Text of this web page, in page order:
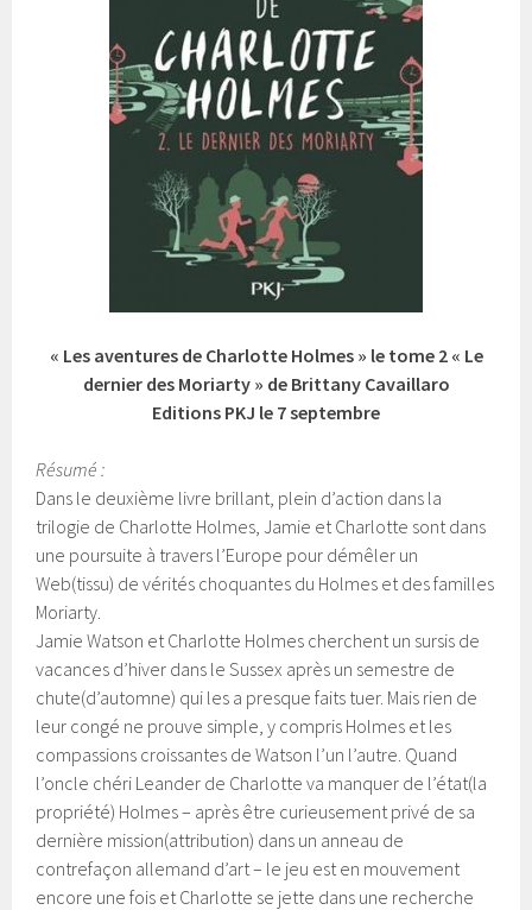
« Les aventures de Charlotte Holmes » le tome 2 « Le
dernier des Moriarty » de Brittany Cavaillaro
Editions PKJ le 7 septembre
Résumé :
Dans le deuxième livre brillant, plein d’action dans la
trilogie de Charlotte Holmes, Jamie et Charlotte sont dans
une poursuite à travers l’Europe pour démêler un
Web(tissu) de vérités choquantes du Holmes et des familles
Moriarty.
Jamie Watson et Charlotte Holmes cherchent un sursis de
vacances d’hiver dans le Sussex après un semestre de
chute(d’automne) qui les a presque faits tuer. Mais rien de
leur congé ne prouve simple, y compris Holmes et les
compassions croissantes de Watson l’un l’autre. Quand
l’oncle chéri Leander de Charlotte va manquer de l’état(la
propriété) Holmes – après être curieusement privé de sa
dernière mission(attribution) dans un anneau de
contrefaçon allemand d’art – le jeu est en mouvement
encore une fois et Charlotte se jette dans une recherche